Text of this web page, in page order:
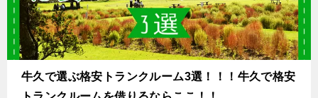
牛久で選ぶ格安トランクルーム3選！！！牛久で格安